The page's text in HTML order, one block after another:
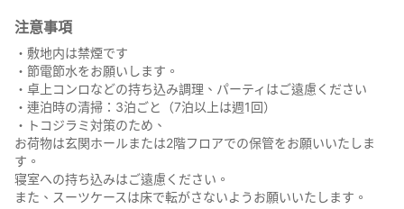
注意事項
・敷地内は禁煙です
・節電節水をお願いします。
・卓上コンロなどの持ち込み調理、パーティはご遠慮ください
・連泊時の清掃：3泊ごと（7泊以上は週1回）
・トコジラミ対策のため、
お荷物は玄関ホールまたは2階フロアでの保管をお願いいたしま
す。
寝室への持ち込みはご遠慮ください。
また、スーツケースは床で転がさないようお願いいたします。